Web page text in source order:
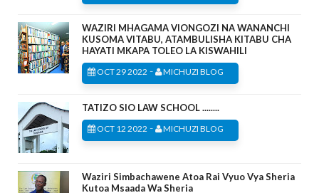
WAZIRI MHAGAMA VIONGOZI NA WANANCHI
KUSOMA VITABU, ATAMBULISHA KITABU CHA
HAYATI MKAPA TOLEO LA KISWAHILI
OCT 29 2022 - MICHUZI BLOG
TATIZO SIO LAW SCHOOL ........
OCT 12 2022 - MICHUZI BLOG
Waziri Simbachawene Atoa Rai Vyuo Vya Sheria
Kutoa Msaada Wa Sheria